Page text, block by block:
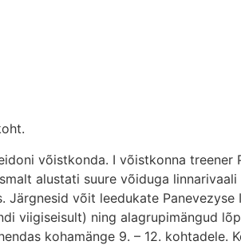
võistkonda. I võistkonna
alustati suure võiduga
Järgnesid võit leedukate
viigiseisult) ning alagrupimängud
kohamänge 9. – 12. kohtadele.